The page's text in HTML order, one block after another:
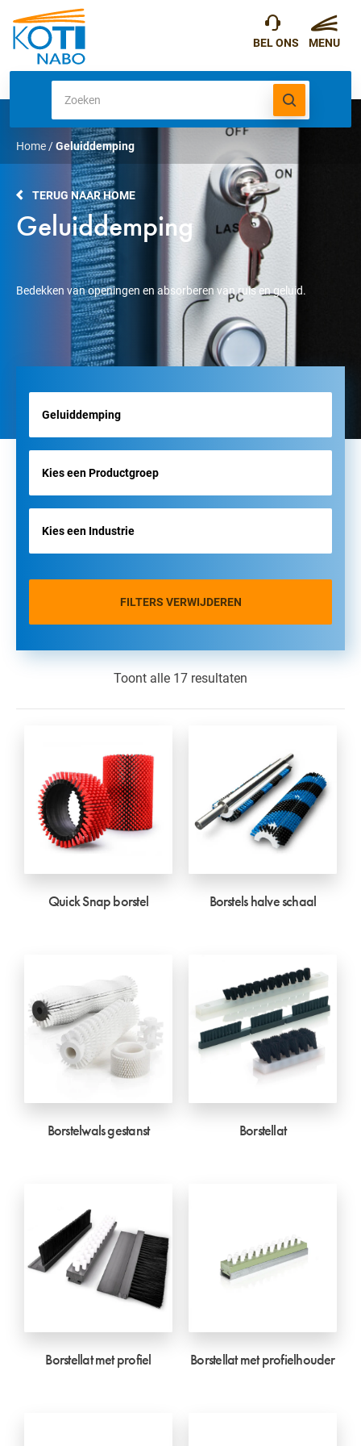
Home /Geluiddemping
TERUG NAAR HOME
Geluiddemping
Bedekken van openingen en absorberen van ruis en geluid.
FILTERS VERWIJDEREN
Toont alle 17 resultaten
Quick Snap borstel Borstels halve schaal
Borstelwals gestanst Borstellat
Borstellat met profiel Borstellat met profielhouder